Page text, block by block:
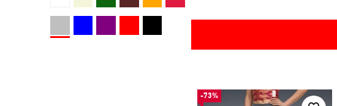
-73%